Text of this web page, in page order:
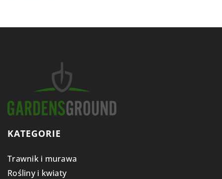
KATEGORIE
Trawnik i murawa
Rośliny i kwiaty